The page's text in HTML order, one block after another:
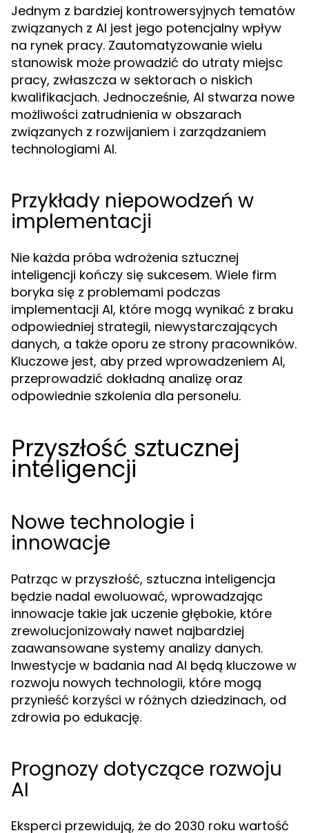
Jednym z bardziej kontrowersyjnych tematów
związanych z AI jest jego potencjalny wpływ
na rynek pracy. Zautomatyzowanie wielu
stanowisk może prowadzić do utraty miejsc
pracy, zwłaszcza w sektorach o niskich
kwalifikacjach. Jednocześnie, AI stwarza nowe
możliwości zatrudnienia w obszarach
związanych z rozwijaniem i zarządzaniem
technologiami AI.
Przykłady niepowodzeń w
implementacji
Nie każda próba wdrożenia sztucznej
inteligencji kończy się sukcesem. Wiele firm
boryka się z problemami podczas
implementacji AI, które mogą wynikać z braku
odpowiedniej strategii, niewystarczających
danych, a także oporu ze strony pracowników.
Kluczowe jest, aby przed wprowadzeniem AI,
przeprowadzić dokładną analizę oraz
odpowiednie szkolenia dla personelu.
Przyszłość sztucznej
inteligencji
Nowe technologie i
innowacje
Patrząc w przyszłość, sztuczna inteligencja
będzie nadal ewoluować, wprowadzając
innowacje takie jak uczenie głębokie, które
zrewolucjonizowały nawet najbardziej
zaawansowane systemy analizy danych.
Inwestycje w badania nad AI będą kluczowe w
rozwoju nowych technologii, które mogą
przynieść korzyści w różnych dziedzinach, od
zdrowia po edukację.
Prognozy dotyczące rozwoju
AI
Eksperci przewidują, że do 2030 roku wartość